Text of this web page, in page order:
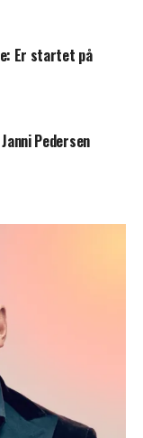
Er startet på
Pedersen